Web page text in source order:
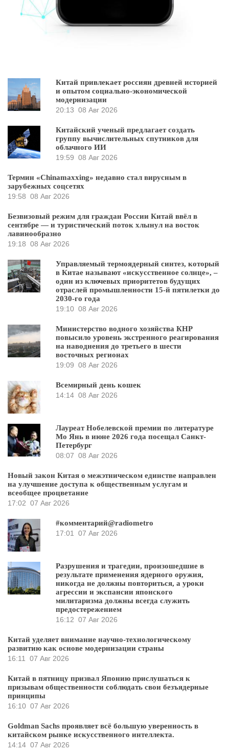
Китай привлекает россиян древней историей
и опытом социально-экономической
модернизации
20:13 08 Авг 2026
Китайский ученый предлагает создать
группу вычислительных спутников для
облачного ИИ
19:59 08 Авг 2026
Термин «Chinamaxxing» недавно стал вирусным в
зарубежных соцсетях
19:58 08 Авг 2026
Безвизовый режим для граждан России Китай ввёл в
сентябре — и туристический поток хлынул на восток
лавинообразно
19:18 08 Авг 2026
Управляемый термоядерный синтез, который
в Китае называют «искусственное солнце», –
один из ключевых приоритетов будущих
отраслей промышленности 15-й пятилетки до
2030-го года
19:10 08 Авг 2026
Министерство водного хозяйства КНР
повысило уровень экстренного реагирования
на наводнения до третьего в шести
восточных регионах
19:09 08 Авг 2026
Всемирный день кошек
14:14 08 Авг 2026
Лауреат Нобелевской премии по литературе
Мо Янь в июне 2026 года посещал Санкт-
Петербург
08:07 08 Авг 2026
Новый закон Китая о межэтническом единстве направлен
на улучшение доступа к общественным услугам и
всеобщее процветание
17:02 07 Авг 2026
#комментарий@radiometro
17:01
07 Авг 2026
Разрушения и трагедии, произошедшие в
результате применения ядерного оружия,
никогда не должны повториться, а уроки
агрессии и экспансии японского
милитаризма должны всегда служить
предостережением
16:12 07 Авг 2026
Китай уделяет внимание научно-технологическому
развитию как основе модернизации страны
16:11
07 Авг 2026
Китай в пятницу призвал Японию прислушаться к
призывам общественности соблюдать свои безъядерные
принципы
16:10 07 Авг 2026
Goldman Sachs проявляет всё большую уверенность в
китайском рынке искусственного интеллекта.
14:14 07 Авг 2026